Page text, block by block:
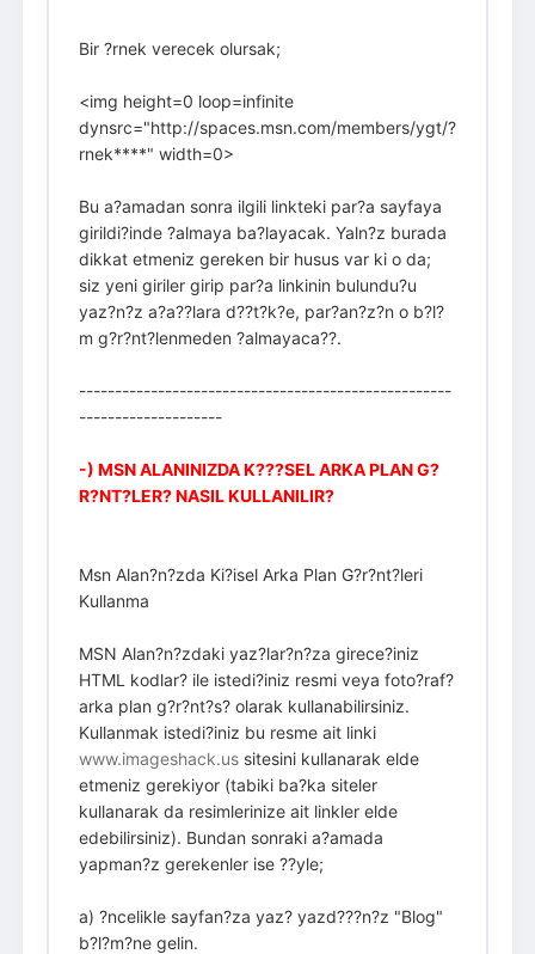
Bir ?rnek verecek olursak;
<img height=0 loop=infinite
dynsrc="http://spaces.msn.com/members/ygt/?
rnek****" width=0>
Bu a?amadan sonra ilgili linkteki par?a sayfaya
girildi?inde ?almaya ba?layacak. Yaln?z burada
dikkat etmeniz gereken bir husus var ki o da;
siz yeni giriler girip par?a linkinin bulundu?u
yaz?n?z a?a??lara d??t?k?e, par?an?z?n o b?l?
m g?r?nt?lenmeden ?almayaca??.
----------------------------------------------------
--------------------
-) MSN ALANINIZDA K???SEL ARKA PLAN G?
R?NT?LER? NASIL KULLANILIR?
Msn Alan?n?zda Ki?isel Arka Plan G?r?nt?leri
Kullanma
MSN Alan?n?zdaki yaz?lar?n?za girece?iniz
HTML kodlar? ile istedi?iniz resmi veya foto?raf?
arka plan g?r?nt?s? olarak kullanabilirsiniz.
Kullanmak istedi?iniz bu resme ait linki
www.imageshack.ussitesini kullanarak elde
etmeniz gerekiyor (tabiki ba?ka siteler
kullanarak da resimlerinize ait linkler elde
edebilirsiniz). Bundan sonraki a?amada
yapman?z gerekenler ise ??yle;
a) ?ncelikle sayfan?za yaz? yazd???n?z "Blog"
b?l?m?ne gelin.